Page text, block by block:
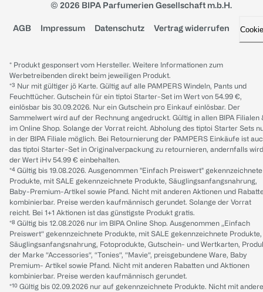
© 2026 BIPA Parfumerien Gesellschaft m.b.H.
AGB Impressum Datenschutz Vertrag widerrufen
* Produkt gesponsert vom Hersteller. Weitere Informationen zum
Werbetreibenden direkt beim jeweiligen Produkt.
*³ Nur mit gültiger jö Karte. Gültig auf alle PAMPERS Windeln, Pants und
Feuchttücher. Gutschein für ein tiptoi Starter-Set im Wert von 54.99 €,
einlösbar bis 30.09.2026. Nur ein Gutschein pro Einkauf einlösbar. Der
Sammelwert wird auf der Rechnung angedruckt. Gültig in allen BIPA Filialen
im Online Shop. Solange der Vorrat reicht. Abholung des tiptoi Starter Sets
in der BIPA Filiale möglich. Bei Retournierung der PAMPERS Einkäufe ist
das tiptoi Starter-Set in Originalverpackung zu retournieren, andernfalls wird
der Wert iHv 54.99 € einbehalten.
*⁴ Gültig bis 19.08.2026. Ausgenommen "Einfach Preiswert" gekennzeichnete
Produkte, mit SALE gekennzeichnete Produkte, Säuglingsanfangsnahrung,
Baby-Premium-Artikel sowie Pfand. Nicht mit anderen Aktionen und
kombinierbar. Preise werden kaufmännisch gerundet. Solange der Vorrat
reicht. Bei 1+1 Aktionen ist das günstigste Produkt gratis.
*⁸ Gültig bis 12.08.2026 nur im BIPA Online Shop. Ausgenommen „Einfach
Preiswert“ gekennzeichnete Produkte, mit SALE gekennzeichnete Produkte,
Säuglingsanfangsnahrung, Fotoprodukte, Gutschein- und Wertkarten,
der Marke “Accessories“, “Tonies“, “Mavie“, preisgebundene Ware, Baby
Premium- Artikel sowie Pfand. Nicht mit anderen Rabatten und Aktionen
kombinierbar. Preise werden kaufmännisch gerundet.
*¹⁰ Gültig bis 02.09.2026 nur auf gekennzeichnete Produkte. Nicht mit